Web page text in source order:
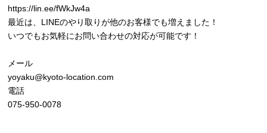
https://lin.ee/fWkJw4a
最近は、LINEのやり取りが他のお客様でも増えました！
いつでもお気軽にお問い合わせの対応が可能です！
メール
yoyaku@kyoto-location.com
電話
075-950-0078